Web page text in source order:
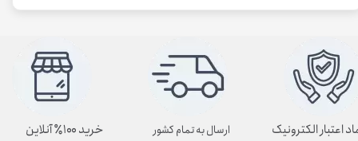
ارسال به تمام کشور اعتبار الکترونیک خرید ۱۰۰٪ آنلاین